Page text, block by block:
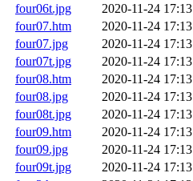
four06t.jpg
2020-11-24 17:13
four07.htm
2020-11-24 17:13
four07.jpg
2020-11-24 17:13
four07t.jpg
2020-11-24 17:13
four08.htm
2020-11-24 17:13
four08.jpg
2020-11-24 17:13
four08t.jpg
2020-11-24 17:13
four09.htm
2020-11-24 17:13
four09.jpg
2020-11-24 17:13
four09t.jpg
2020-11-24 17:13